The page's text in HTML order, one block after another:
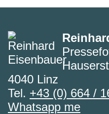
4040 Linz
Tel. +43 (0) 664 /
Whatsapp me